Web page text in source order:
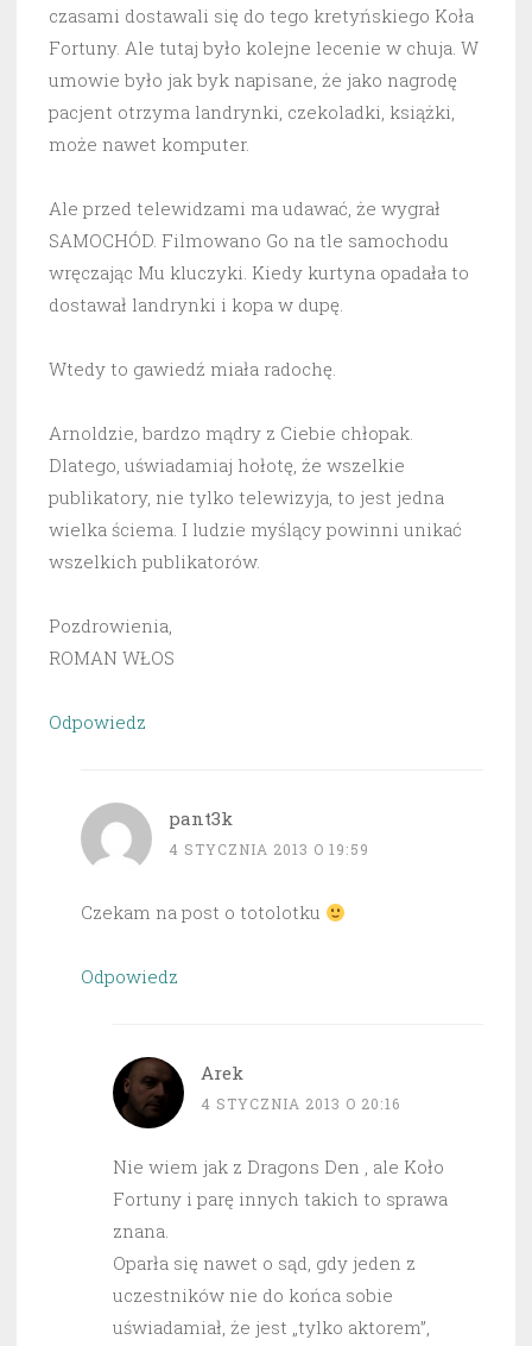
czasami dostawali się do tego kretyńskiego Koła
Fortuny. Ale tutaj było kolejne lecenie w chuja. W
umowie było jak byk napisane, że jako nagrodę
pacjent otrzyma landrynki, czekoladki, książki,
może nawet komputer.
Ale przed telewidzami ma udawać, że wygrał
SAMOCHÓD. Filmowano Go na tle samochodu
wręczając Mu kluczyki. Kiedy kurtyna opadała to
dostawał landrynki i kopa w dupę.
Wtedy to gawiedź miała radochę.
Arnoldzie, bardzo mądry z Ciebie chłopak.
Dlatego, uświadamiaj hołotę, że wszelkie
publikatory, nie tylko telewizyja, to jest jedna
wielka ściema. I ludzie myślący powinni unikać
wszelkich publikatorów.
Pozdrowienia,
ROMAN WŁOS
Odpowiedz
pant3k
4 STYCZNIA 2013 O 19:59
Czekam na post o totolotku
Odpowiedz
Arek
4 STYCZNIA 2013 O 20:16
Nie wiem jak z Dragons Den , ale Koło
Fortuny i parę innych takich to sprawa
znana.
Oparła się nawet o sąd, gdy jeden z
uczestników nie do końca sobie
uświadamiał, że jest „tylko aktorem”,